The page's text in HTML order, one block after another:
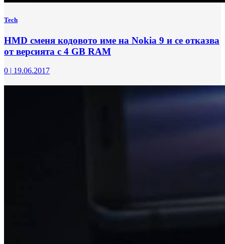
Tech
HMD сменя кодовото име на Nokia 9 и се отказва
от версията с 4 GB RAM
0 | 19.06.2017